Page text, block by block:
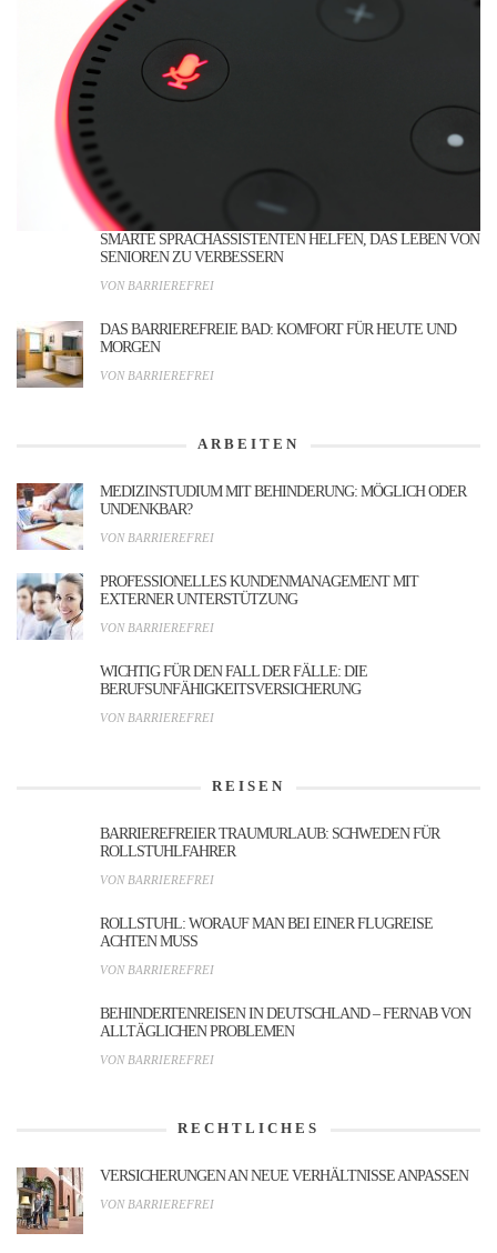
SMARTE SPRACHASSISTENTEN HELFEN, DAS LEBEN VON
SENIOREN ZU VERBESSERN
VON BARRIEREFREI
DAS BARRIEREFREIE BAD: KOMFORT FÜR HEUTE UND
MORGEN
VON BARRIEREFREI
ARBEITEN
MEDIZINSTUDIUM MIT BEHINDERUNG: MÖGLICH ODER
UNDENKBAR?
VON BARRIEREFREI
PROFESSIONELLES KUNDENMANAGEMENT MIT
EXTERNER UNTERSTÜTZUNG
VON BARRIEREFREI
WICHTIG FÜR DEN FALL DER FÄLLE: DIE
BERUFSUNFÄHIGKEITSVERSICHERUNG
VON BARRIEREFREI
REISEN
BARRIEREFREIER TRAUMURLAUB: SCHWEDEN FÜR
ROLLSTUHLFAHRER
VON BARRIEREFREI
ROLLSTUHL: WORAUF MAN BEI EINER FLUGREISE
ACHTEN MUSS
VON BARRIEREFREI
BEHINDERTENREISEN IN DEUTSCHLAND – FERNAB VON
ALLTÄGLICHEN PROBLEMEN
VON BARRIEREFREI
RECHTLICHES
VERSICHERUNGEN AN NEUE VERHÄLTNISSE ANPASSEN
VON BARRIEREFREI